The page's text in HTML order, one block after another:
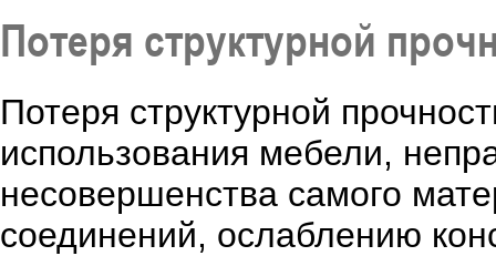
Потеря структурной
Потеря структурной
использования мебели,
несовершенства самого
соединений, ослаблению